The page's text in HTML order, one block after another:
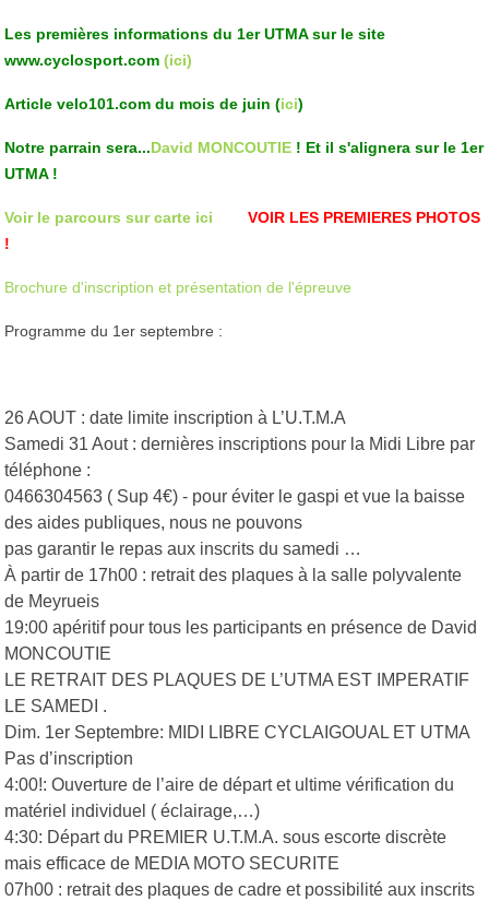
Les premières informations du 1er UTMA sur le site
www.cyclosport.com (ici)
Article velo101.com du mois de juin (ici)
Notre parrain sera...David MONCOUTIE ! Et il s'alignera sur le 1er
UTMA !
Voir le parcours sur carte ici
VOIR LES PREMIERES PHOTOS
!
Brochure d'inscription et présentation de l'épreuve
Programme du 1er septembre :
26 AOUT : date limite inscription à L’U.T.M.A
Samedi 31 Aout : dernières inscriptions pour la Midi Libre par
téléphone :
0466304563 ( Sup 4€) - pour éviter le gaspi et vue la baisse
des aides publiques, nous ne pouvons
pas garantir le repas aux inscrits du samedi …
À partir de 17h00 : retrait des plaques à la salle polyvalente
de Meyrueis
19:00 apéritif pour tous les participants en présence de David
MONCOUTIE
LE RETRAIT DES PLAQUES DE L’UTMA EST IMPERATIF
LE SAMEDI .
Dim. 1er Septembre: MIDI LIBRE CYCLAIGOUAL ET UTMA
Pas d’inscription
4:00!: Ouverture de l’aire de départ et ultime vérification du
matériel individuel ( éclairage,…)
4:30: Départ du PREMIER U.T.M.A. sous escorte discrète
mais efficace de MEDIA MOTO SECURITE
07h00 : retrait des plaques de cadre et possibilité aux inscrits